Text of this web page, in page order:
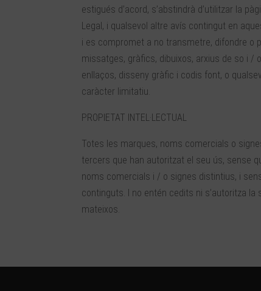
estigués d’acord, s’abstindrà d’utilitzar la
Legal, i qualsevol altre avís contingut en
i es compromet a no transmetre, difondre o
missatges, gràfics, dibuixos, arxius de so i /
enllaços, disseny gràfic i codis font, o
caràcter limitatiu.
PROPIETAT INTEL·LECTUAL
Totes les marques, noms comercials o
tercers que han autoritzat el seu ús, sense
noms comercials i / o signes distintius, i
continguts. I no entén cedits ni s’autoritza
mateixos.